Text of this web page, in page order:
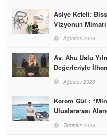
Asiye Kefeli:
Vizyonun Mimarı
Ağustos 2026
Av. Ahu Uslu
Değerleriyle
Ağustos 2026
Kerem Gül :
Uluslararası
Temmuz 2026